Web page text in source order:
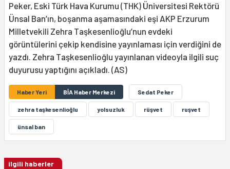
Peker, Eski Türk Hava Kurumu (THK) Üniversitesi Rektörü
Ünsal Ban’ın, boşanma aşamasındaki eşi AKP Erzurum
Milletvekili Zehra Taşkesenlioğlu’nun evdeki
görüntülerini çekip kendisine yayınlaması için verdiğini de
yazdı. Zehra Taşkesenlioğlu yayınlanan videoyla ilgili suç
duyurusu yaptığını açıkladı. (AS)
Haber Yeri BİA Haber Merkezi Sedat Peker
zehra taşkesenlioğlu yolsuzluk rüşvet ruşvet
ünsal ban
ilgili haberler